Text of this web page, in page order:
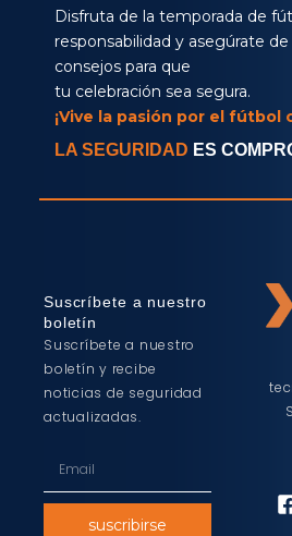
Disfruta de la temporada de
responsabilidad y asegúrate
consejos para que
tu celebración sea segura.
¡Vive la pasión por el fútbol
LA SEGURIDAD ES
Suscríbete a nuestro
boletín
Suscríbete a nuestro
boletín y recibe
noticias de seguridad
actualizadas.
suscribirse